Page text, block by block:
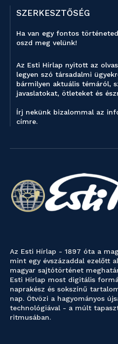
SZERKESZTŐSÉG
Ha van egy fontos
oszd meg velünk!
Az Esti Hírlap nyitott az
legyen szó társadalmi
bármilyen aktuális témáról,
javaslatokat, ötleteket és
Írj nekünk bizalommal az
címre.
Az Esti Hírlap - 1897 óta a
mint egy évszázaddal ezelőtt
magyar sajtótörténet
Esti Hírlap most digitális
naprakész és sokszínű
nap. Ötvözi a hagyományos
technológiával - a múlt
ritmusában.